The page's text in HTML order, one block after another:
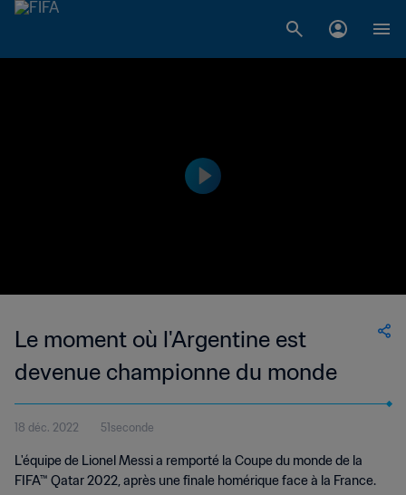
Le moment où l'Argentine est
devenue championne du monde
18 déc. 2022 51seconde
L'équipe de Lionel Messi a remporté la Coupe du monde de la
FIFA™ Qatar 2022, après une finale homérique face à la France.